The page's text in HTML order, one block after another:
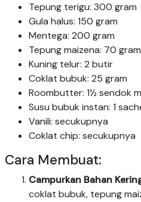
Tepung terigu: 300 gram
Gula halus: 150 gram
Mentega: 200 gram
Tepung maizena: 70 gram
Kuning telur: 2 butir
Coklat bubuk: 25 gram
Roombutter: 1½ sendok
Susu bubuk instan: 1
Vanili: secukupnya
Coklat chip: secukupnya
Cara Membuat:
Campurkan Bahan
coklat bubuk, tepung